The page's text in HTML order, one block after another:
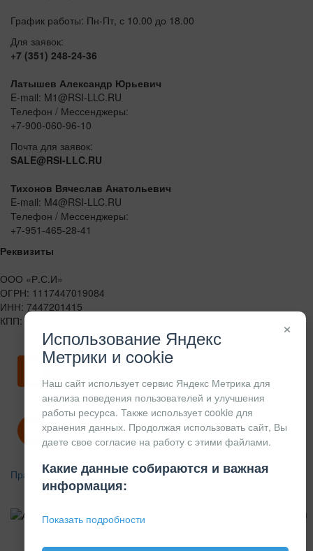
График работы: Пн-Пт, с 10.00 до 18.00
Для заявок:
+7 (351) 248-24-36
Латышев Александр Юрьевич
E-mail: M1@RSI-LLC.RU
Телефон / Мессенджеры:
+7-900-060-96-10
Почта для заявок:
SALE@RSI-LLC.RU
Тихонов Вячеслав Анатольевич
E-mail: M4@RSI-LLC.RU
Телефон / Мессенджеры:
+7-951-465-28-41
Реквизиты
ООО «Р.С.И»
ОГРН: 1117447019084
ИНН: 7447201415
КПП: 744701001
Скачать карточку предприятия
Политика конфиденциальности
Правила возврата
КОНСТРУКЦИОННЫЙ
×
Использование Яндекс
Метрики и cookie
Наш сайт использует сервис Яндекс Метрика для
анализа поведения пользователей и улучшения
работы ресурса. Также использует cookie для
хранения данных. Продолжая использовать сайт, Вы
даете свое согласие на работу с этими файлами.
Какие данные собираются и важная
информация:
Показать подробности